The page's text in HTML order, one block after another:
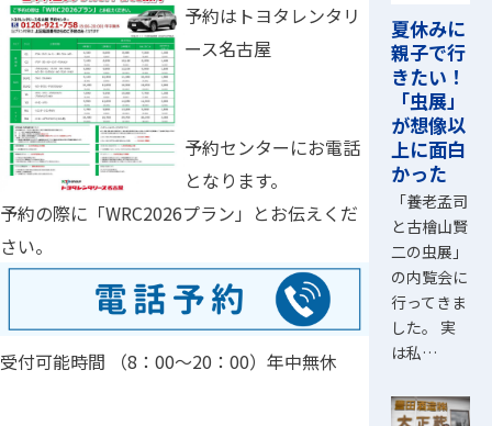
予約はトヨタレンタリ
ース名古屋
予約センターにお電話
となります。
予約の際に「WRC2026プラン」とお伝えくだ
さい。
受付可能時間 （8：00～20：00）年中無休
夏休みに
親子で行
きたい！
「虫展」
が想像以
上に面白
かった
「養老孟司
と古檜山賢
二の虫展」
の内覧会に
行ってきま
した。 実
は私…